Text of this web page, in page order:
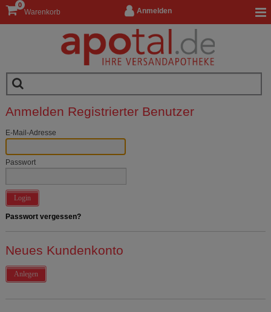
Anmelden
Warenkorb
0
Anmelden Registrierter Benutzer
E-Mail-Adresse
Passwort
Login
Passwort vergessen?
Neues Kundenkonto
Anlegen